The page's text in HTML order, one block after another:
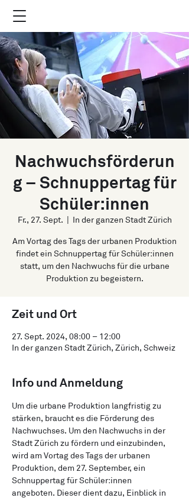
Nachwuchsförderun
g – Schnuppertag für
Schüler:innen
Fr., 27. Sept. In der ganzen Stadt Zürich
Am Vortag des Tags der urbanen Produktion
findet ein Schnuppertag für Schüler:innen
statt, um den Nachwuchs für die urbane
Produktion zu begeistern.
Zeit und Ort
27. Sept. 2024, 08:00 – 12:00
In der ganzen Stadt Zürich, Zürich, Schweiz
Info und Anmeldung
Um die urbane Produktion langfristig zu
stärken, braucht es die Förderung des
Nachwuchses. Um den Nachwuchs in der
Stadt Zürich zu fördern und einzubinden,
wird am Vortag des Tags der urbanen
Produktion, dem 27. September, ein
Schnuppertag für Schüler:innen
angeboten. Dieser dient dazu, Einblick in